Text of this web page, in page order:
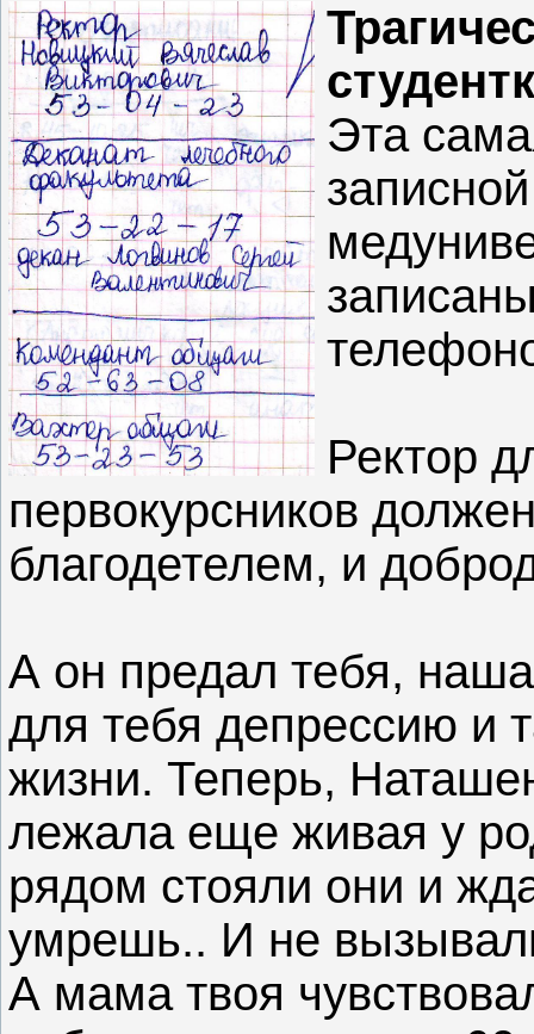
Эта
Ректор
первокурсников
благодетелем, и
А он предал тебя,
для тебя депрессию и
жизни. Теперь,
лежала еще живая у
рядом стояли они и
умрешь.. И не
А мама твоя